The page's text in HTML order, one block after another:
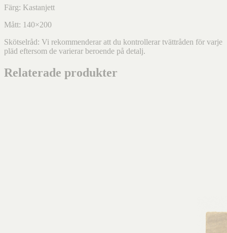
Färg: Kastanjett
Mått: 140×200
Skötselråd: Vi rekommenderar att du kontrollerar tvättråden för varje
pläd eftersom de varierar beroende på detalj.
Relaterade produkter